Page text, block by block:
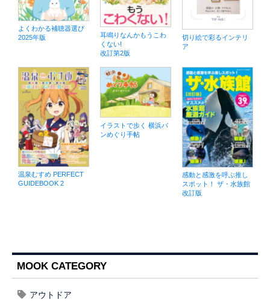
よくわかる補聴器選び
2025年版
耳鳴りなんかもうこわ
くない!
改訂第2版
切り絵で彩るインテリ
ア
温泉むすめ PERFECT
GUIDEBOOK 2
イラストで歩く 横浜パ
ンめぐり手帖
感動と感激を呼ぶ推し
スポット！ ザ・水族館
改訂版
MOOK CATEGORY
アウトドア